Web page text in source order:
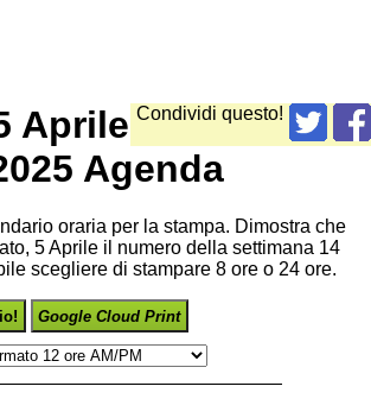
Condividi questo!
Aprile
Agenda
oraria per la stampa. Dimostra che
5 Aprile il numero della settimana 14
scegliere di stampare 8 ore o 24 ore.
Google Cloud Print